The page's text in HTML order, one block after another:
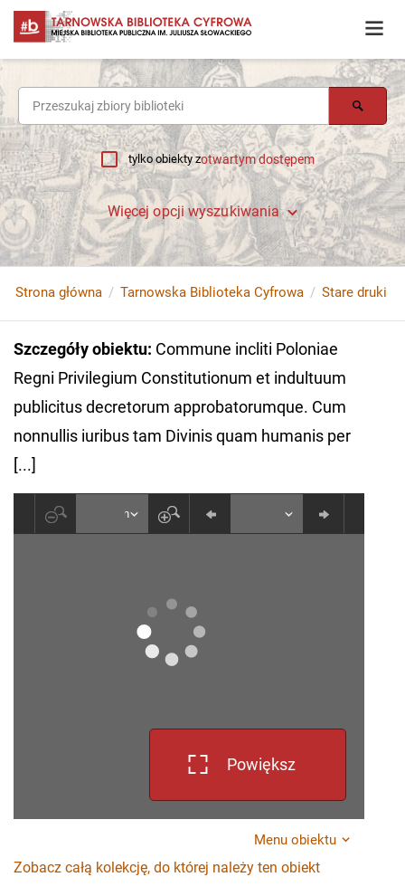
tylko obiekty zotwartym dostępem
Więcej opcji wyszukiwania
Strona główna Tarnowska Biblioteka Cyfrowa Stare druki
Szczegóły obiektu: Commune incliti Poloniae
Regni Privilegium Constitutionum et indultuum
publicitus decretorum approbatorumque. Cum
nonnullis iuribus tam Divinis quam humanis per
[...]
Powiększ
Menu obiektu
Zobacz całą kolekcję, do której należy ten obiekt